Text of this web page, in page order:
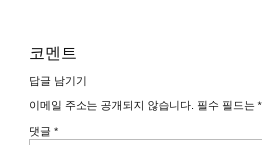
코멘트
답글 남기기
이메일 주소는 공개되지 않습니다. 필수 필드는*
댓글 *